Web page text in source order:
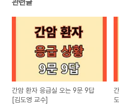
관련글
간암 환자 응급실 오는 9문 9답
[김도영 교수]